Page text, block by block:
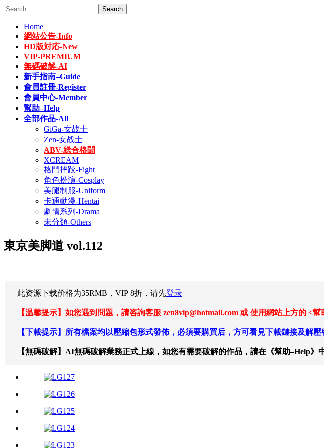
Skip
to
content
Search
for:
Home
網站公告-Info
HD版対応-New
VIP-PREMIUM
無碼破解-AI
新手指南–Guide
會員註冊-Register
會員中心-Member
幫助–Help
全部作品-All
GiGa-女战士
Zen-女战士
ABV-総合格闘
XCREAM
格鬥摔跤-Fight
角色扮演-Cosplay
美腿制服-Uniform
卡通動漫-Hentai
劇情系列-Drama
未分類-Others
東京美脚道 vol.112
此资源下载价格为35RMB，VIP 8折，请先登录
【温馨提示】如您遇到問題，請咨詢客服 zen8vip@hotmail.com 或 使用網站上方的 <
【下載提示】所有檔案均以壓縮包形式發佈，必須要購買后，方可看見下載鏈接及解
【無碼破解】AI無碼破解業務正式上線，如您有需要破解的作品，請在《幫助–Help》